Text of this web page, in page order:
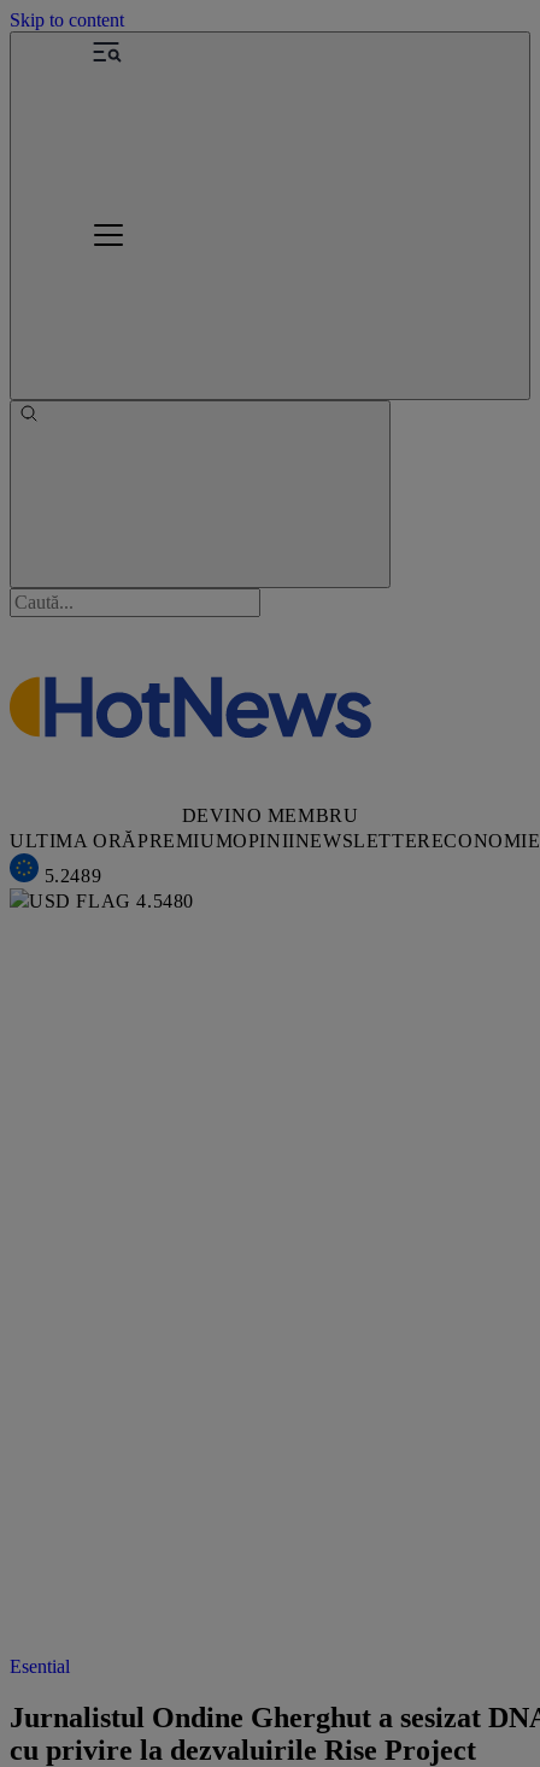
Skip to content
DEVINO MEMBRU
ULTIMA ORĂPREMIUMOPINIINEWSLETTERECONOMIE
5.2489
4.5480
Esential
Jurnalistul Ondine Gherghut a sesizat
cu privire la dezvaluirile Rise Project